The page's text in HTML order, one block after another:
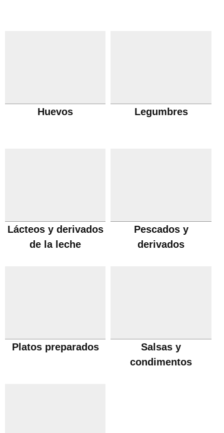
Huevos Legumbres
Lácteos y derivados
de la leche
Pescados y
derivados
Platos preparados
Salsas y
condimentos